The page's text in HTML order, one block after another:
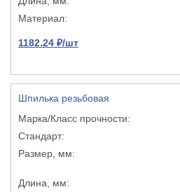
1182.24 ₽/шт
Шпилька резьбовая